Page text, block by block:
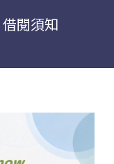
借閱須知